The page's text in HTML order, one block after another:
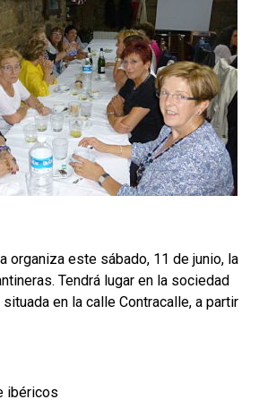
organiza este sábado, 11 de junio, la
Tendrá lugar en la sociedad
situada en la calle Contracalle, a partir
ibéricos